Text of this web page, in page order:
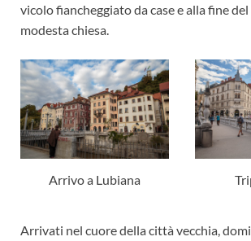
vicolo fiancheggiato da case e alla fine
modesta chiesa.
Arrivo a Lubiana
Arrivati ​​nel cuore della città vecchia,